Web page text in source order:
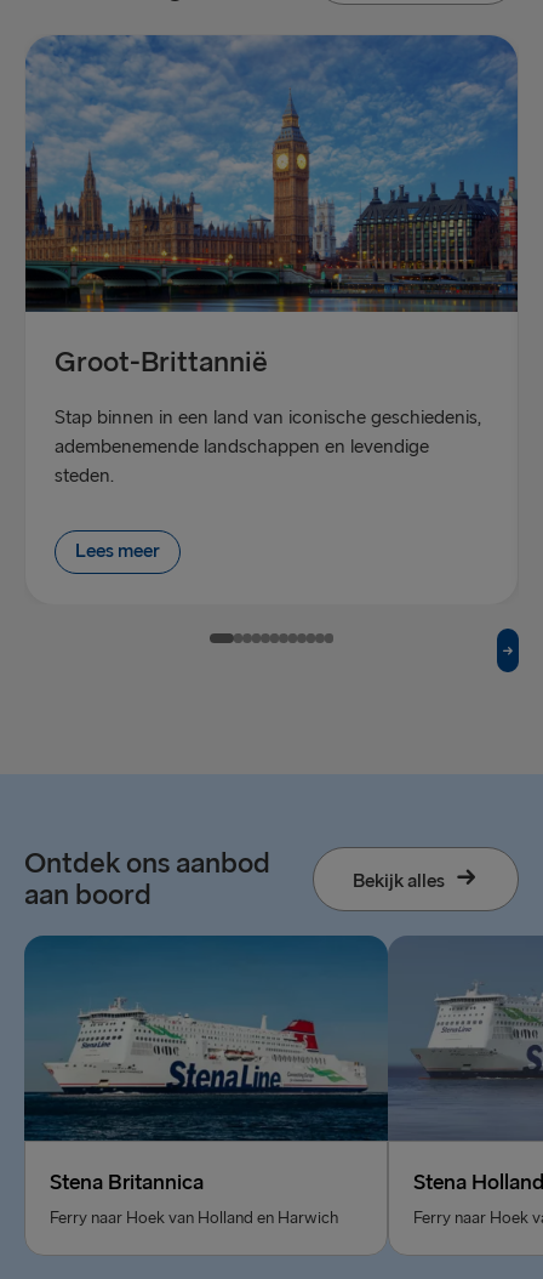
Groot-Brittannië
Stap binnen in een land van iconische geschiedenis,
adembenemende landschappen en levendige
steden.
Lees meer
Ontdek ons aanbod
aan boord
Bekijk alles
Stena Britannica
Ferry naar Hoek van Holland en Harwich
Stena
Ferry naar Hoek